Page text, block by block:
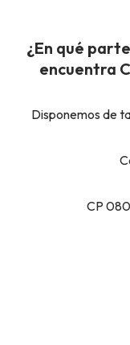
¿En qué
encuentra
Disponemos de
CP